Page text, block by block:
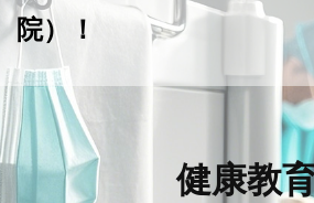
院）！
健康教